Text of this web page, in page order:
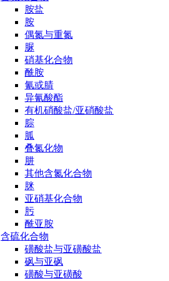
胺盐
胺
偶氮与重氮
脲
硝基化合物
酰胺
氰或腈
异氰酸酯
有机硝酸盐/亚硝酸盐
腙
胍
叠氮化物
肼
其他含氮化合物
脒
亚硝基化合物
肟
酰亚胺
含硫化合物
磺酸盐与亚磺酸盐
砜与亚砜
磺酸与亚磺酸